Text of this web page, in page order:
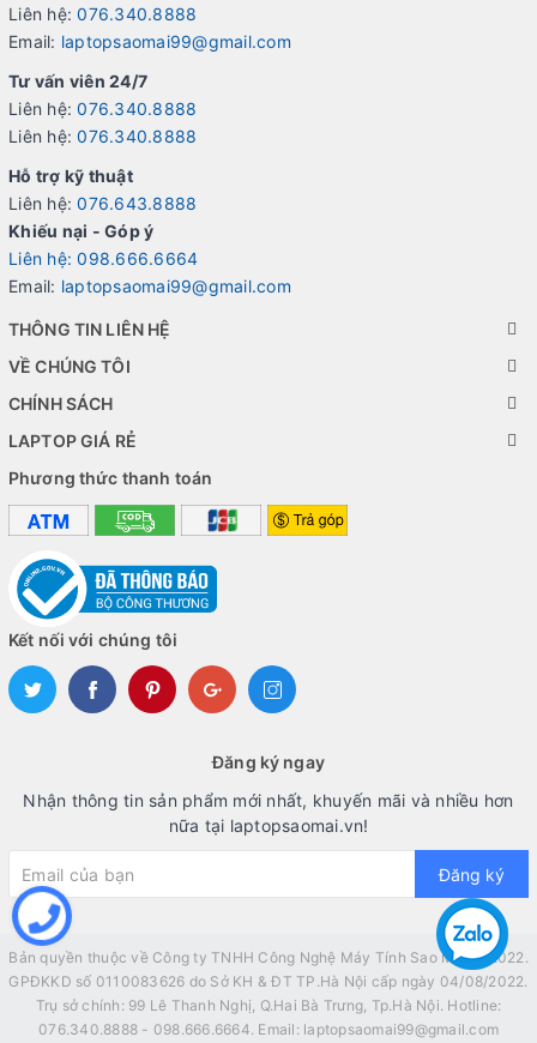
Liên hệ:076.340.8888
Email: laptopsaomai99@gmail.com
Tư vấn viên 24/7
Liên hệ:076.340.8888
Liên hệ:076.340.8888
Hỗ trợ kỹ thuật
Liên hệ:076.643.8888
Khiếu nại - Góp ý
Liên hệ: 098.666.6664
Email: laptopsaomai99@gmail.com
THÔNG TIN LIÊN HỆ
VỀ CHÚNG TÔI
CHÍNH SÁCH
LAPTOP GIÁ RẺ
Phương thức thanh toán
Kết nối với chúng tôi
Đăng ký ngay
Nhận thông tin sản phẩm mới nhất, khuyến mãi và nhiều hơn
nữa tại laptopsaomai.vn!
Đăng ký
Bản quyền thuộc về Công ty TNHH Công Nghệ Máy Tính Sao Mai © 2022.
GPĐKKD số 0110083626 do Sở KH & ĐT TP.Hà Nội cấp ngày 04/08/2022.
Trụ sở chính: 99 Lê Thanh Nghị, Q.Hai Bà Trưng, Tp.Hà Nội. Hotline:
076.340.8888 - 098.666.6664. Email: laptopsaomai99@gmail.com